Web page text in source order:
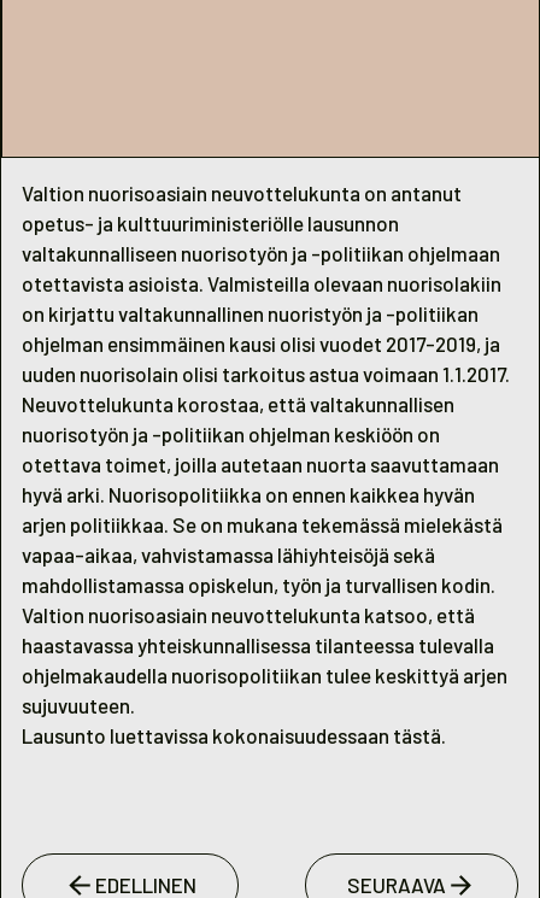
Valtion nuorisoasiain neuvottelukunta on antanut
opetus- ja kulttuuriministeriölle lausunnon
valtakunnalliseen nuorisotyön ja -politiikan ohjelmaan
otettavista asioista. Valmisteilla olevaan nuorisolakiin
on kirjattu valtakunnallinen nuoristyön ja -politiikan
ohjelman ensimmäinen kausi olisi vuodet 2017-2019, ja
uuden nuorisolain olisi tarkoitus astua voimaan 1.1.2017.
Neuvottelukunta korostaa, että valtakunnallisen
nuorisotyön ja -politiikan ohjelman keskiöön on
otettava toimet, joilla autetaan nuorta saavuttamaan
hyvä arki. Nuorisopolitiikka on ennen kaikkea hyvän
arjen politiikkaa. Se on mukana tekemässä mielekästä
vapaa-aikaa, vahvistamassa lähiyhteisöjä sekä
mahdollistamassa opiskelun, työn ja turvallisen kodin.
Valtion nuorisoasiain neuvottelukunta katsoo, että
haastavassa yhteiskunnallisessa tilanteessa tulevalla
ohjelmakaudella nuorisopolitiikan tulee keskittyä arjen
sujuvuuteen.
Lausunto luettavissa kokonaisuudessaan tästä.
EDELLINEN SEURAAVA